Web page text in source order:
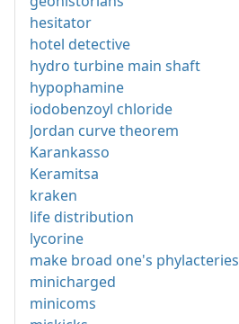
hesitator
hotel detective
hydro turbine main shaft
hypophamine
iodobenzoyl chloride
Jordan curve theorem
Karankasso
Keramitsa
kraken
life distribution
lycorine
make broad one's phylacteries
minicharged
minicoms